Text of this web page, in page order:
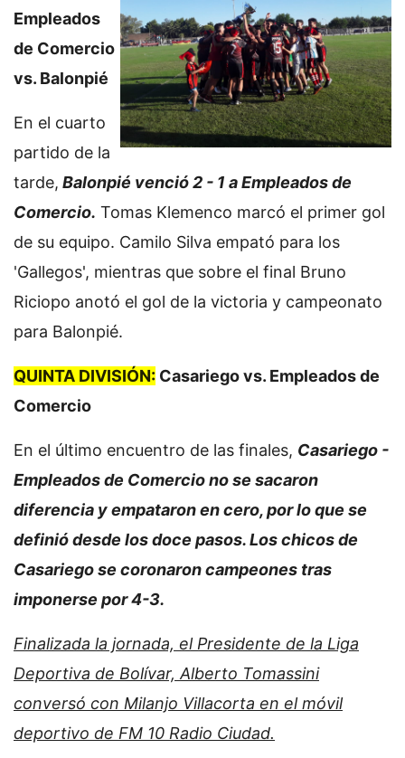
Empleados
de Comercio
vs. Balonpié
En el cuarto
partido de la
tarde, Balonpié venció 2 - 1 a Empleados de
Comercio. Tomas Klemenco marcó el primer gol
de su equipo. Camilo Silva empató para los
'Gallegos', mientras que sobre el final Bruno
Riciopo anotó el gol de la victoria y campeonato
para Balonpié.
QUINTA DIVISIÓN: Casariego vs. Empleados de
Comercio
En el último encuentro de las finales, Casariego -
Empleados de Comercio no se sacaron
diferencia y empataron en cero, por lo que se
definió desde los doce pasos. Los chicos de
Casariego se coronaron campeones tras
imponerse por 4-3.
Finalizada la jornada, el Presidente de la Liga
Deportiva de Bolívar, Alberto Tomassini
conversó con Milanjo Villacorta en el móvil
deportivo de FM 10 Radio Ciudad.